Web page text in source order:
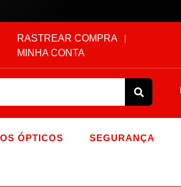
RASTREAR COMPRA
MINHA CONTA
ÓPTICOS SEGURANÇA